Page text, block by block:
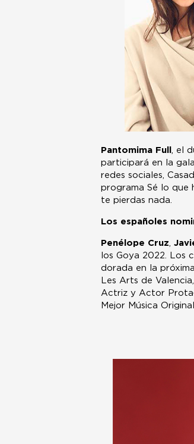
Pantomima Full , el
participará en la
redes sociales,
programa Sé lo que
te pierdas nada.
Los españoles
Penélope Cruz,
los Goya 2022. Los
dorada en la
Les Arts de
Actriz y Actor
Mejor Música